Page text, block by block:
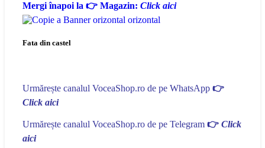
Mergi înapoi la 👉 Magazin: Click aici
Fata din castel
Urmărește canalul VoceaShop.ro de pe WhatsApp 👉
Click aici
Urmărește canalul VoceaShop.ro de pe Telegram 👉 Click
aici